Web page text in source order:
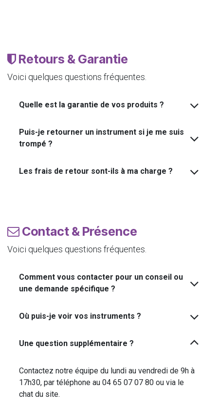
Retours & Garantie
Voici quelques questions fréquentes.
Quelle est la garantie de vos produits ?
Puis-je retourner un instrument si je me suis
trompé ?
Les frais de retour sont-ils à ma charge ?
Contact & Présence
Voici quelques questions fréquentes.
Comment vous contacter pour un conseil ou
une demande spécifique ?
Où puis-je voir vos instruments ?
Une question supplémentaire ?
Contactez notre équipe du lundi au vendredi de 9h à
17h30, par téléphone au 04 65 07 07 80 ou via le
chat du site.